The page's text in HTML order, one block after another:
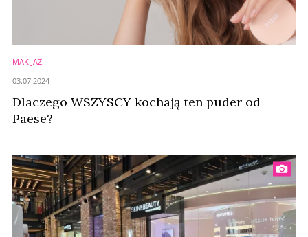
MAKIJAŻ
Dlaczego WSZYSCY kochają ten puder od
Paese?
03.07.2024